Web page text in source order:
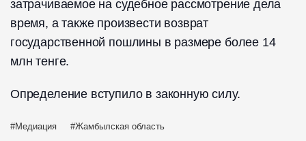
затрачиваемое на судебное рассмотрение дела
время, а также произвести возврат
государственной пошлины в размере более 14
млн тенге.
Определение вступило в законную силу.
Медиация Жамбылская область